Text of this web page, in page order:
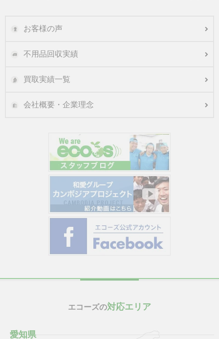
お客様の声
不用品回収実績
買取実績一覧
会社概要・企業理念
エコーズの対応エリア
愛知県